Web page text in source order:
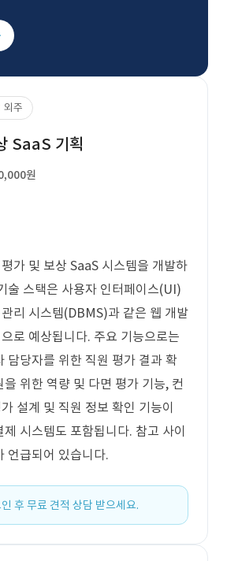
외주
SaaS 기획
원
가 및 보상 SaaS 시스템을 개발하
술 스택은 사용자 인터페이스(UI)
리 시스템(DBMS)과 같은 웹 개발
로 예상됩니다. 주요 기능으로는
담당자를 위한 직원 평가 결과 확
위한 역량 및 다면 평가 기능, 컨
설계 및 직원 정보 확인 기능이
시스템도 포함됩니다. 참고 사이
언급되어 있습니다.
후 무료 견적 상담 받으세요.